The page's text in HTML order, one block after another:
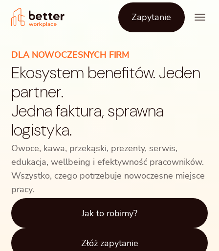
Zapytanie
DLA NOWOCZESNYCH FIRM
Ekosystem benefitów. Jeden
partner.
Jedna faktura, sprawna
logistyka.
Owoce, kawa, przekąski, prezenty, serwis,
edukacja, wellbeing i efektywność pracowników.
Wszystko, czego potrzebuje nowoczesne miejsce
pracy.
Jak to robimy?
Złóż zapytanie